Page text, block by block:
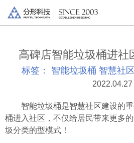
高碑店智能垃圾桶进社
标签： 智能垃圾桶 智慧社区
2022.04.27
智能垃圾桶是智慧社区建设的重
桶进入社区，不仅给居民带来更多
圾分类的型模式！